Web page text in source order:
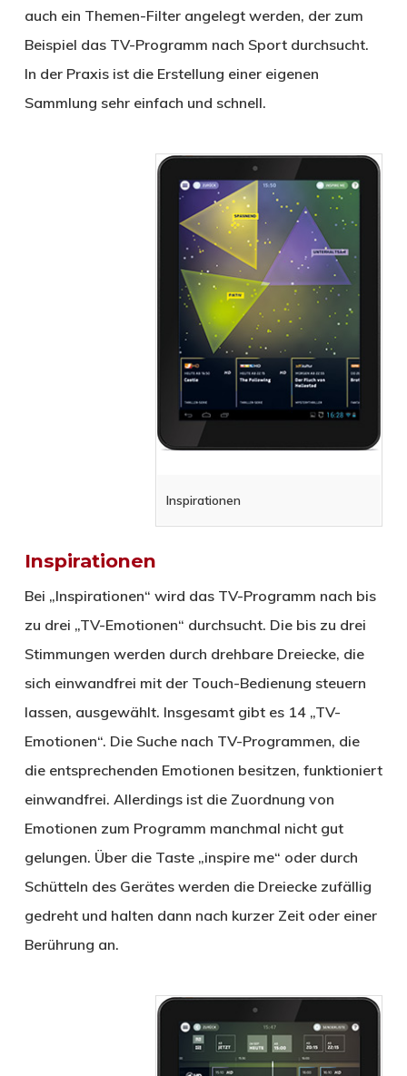
auch ein Themen-Filter angelegt werden, der zum
Beispiel das TV-Programm nach Sport durchsucht.
In der Praxis ist die Erstellung einer eigenen
Sammlung sehr einfach und schnell.
Inspirationen
Inspirationen
Bei „Inspirationen“ wird das TV-Programm nach bis
zu drei „TV-Emotionen“ durchsucht. Die bis zu drei
Stimmungen werden durch drehbare Dreiecke, die
sich einwandfrei mit der Touch-Bedienung steuern
lassen, ausgewählt. Insgesamt gibt es 14 „TV-
Emotionen“. Die Suche nach TV-Programmen, die
die entsprechenden Emotionen besitzen, funktioniert
einwandfrei. Allerdings ist die Zuordnung von
Emotionen zum Programm manchmal nicht gut
gelungen. Über die Taste „inspire me“ oder durch
Schütteln des Gerätes werden die Dreiecke zufällig
gedreht und halten dann nach kurzer Zeit oder einer
Berührung an.